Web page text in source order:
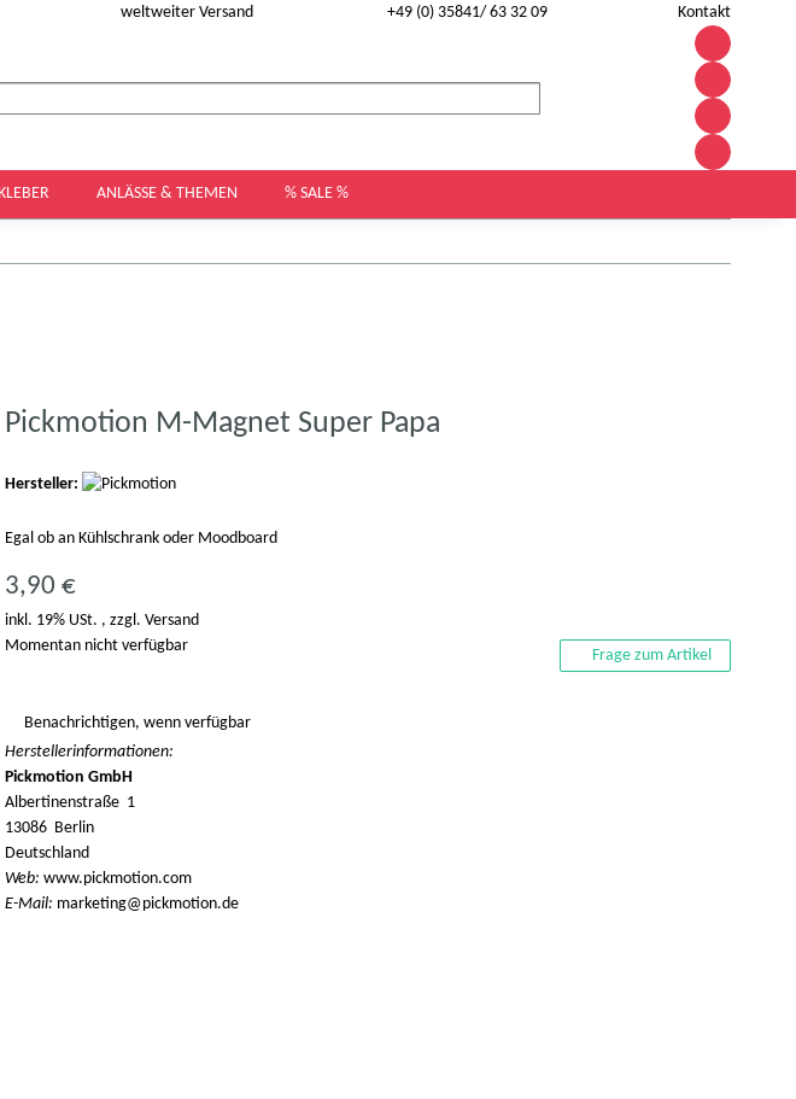
weltweiter Versand +49 (0) 35841/ 63 32 09 Kontakt
ANLÄSSE & THEMEN % SALE %
Pickmotion M-Magnet Super Papa
Hersteller:
Egal ob an Kühlschrank oder Moodboard
3,90 €
inkl. 19% USt. , zzgl. Versand
Momentan nicht verfügbar
Frage zum Artikel
Benachrichtigen, wenn verfügbar
Herstellerinformationen:
Pickmotion GmbH
Albertinenstraße 1
13086 Berlin
Deutschland
Web: www.pickmotion.com
E-Mail: marketing@pickmotion.de